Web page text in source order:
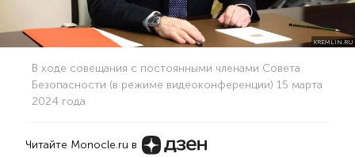
KREMLIN.RU
В ходе совещания с постоянными членами Совета
Безопасности (в режиме видеоконференции) 15 марта
2024 года
Читайте Monocle.ru в